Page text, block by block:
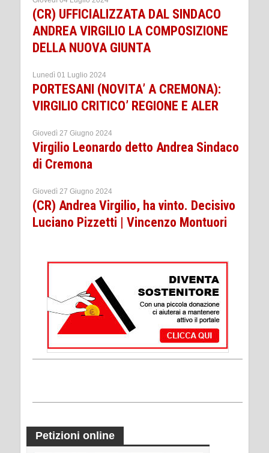
(CR) UFFICIALIZZATA DAL SINDACO
ANDREA VIRGILIO LA COMPOSIZIONE
DELLA NUOVA GIUNTA
Lunedì 01 Luglio 2024
PORTESANI (NOVITA’ A CREMONA):
VIRGILIO CRITICO’ REGIONE E ALER
Giovedì 27 Giugno 2024
Virgilio Leonardo detto Andrea Sindaco
di Cremona
Giovedì 27 Giugno 2024
(CR) Andrea Virgilio, ha vinto. Decisivo
Luciano Pizzetti | Vincenzo Montuori
Petizioni online